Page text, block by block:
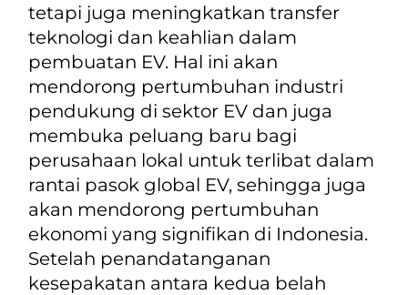
tetapi juga meningkatkan transfer
teknologi dan keahlian dalam
pembuatan EV. Hal ini akan
mendorong pertumbuhan industri
pendukung di sektor EV dan juga
membuka peluang baru bagi
perusahaan lokal untuk terlibat dalam
rantai pasok global EV, sehingga juga
akan mendorong pertumbuhan
ekonomi yang signifikan di Indonesia.
Setelah penandatanganan
kesepakatan antara kedua belah